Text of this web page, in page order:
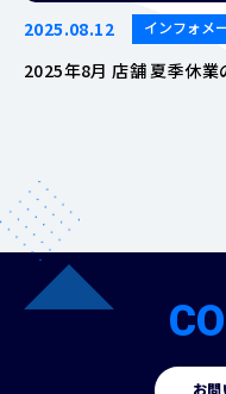
2025.08.12 インフォメ
2025年8月 店舗 夏季休業